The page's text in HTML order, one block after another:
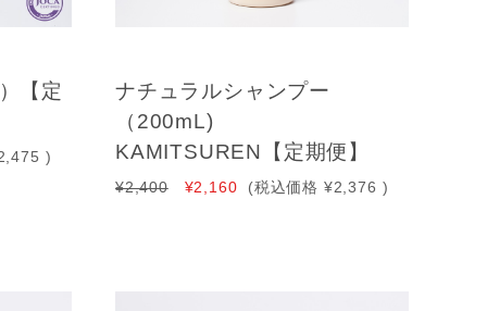
【定
)
ナチュラルシャンプー
（200mL)
KAMITSUREN【定期便】
¥2,400 ¥2,160 (税込価格 ¥2,376 )